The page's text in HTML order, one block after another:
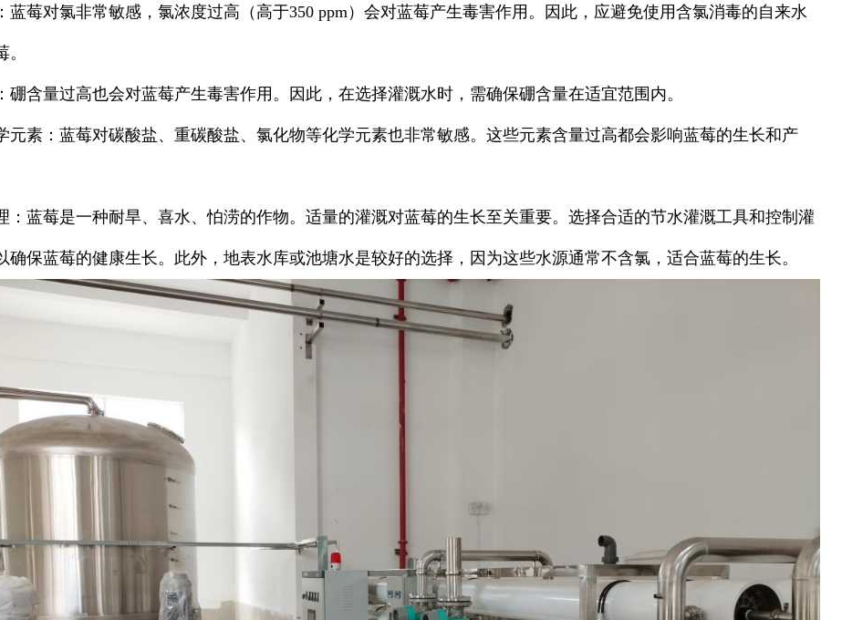
：蓝莓对氯非常敏感，氯浓度过高（高于350 ppm）会对蓝莓产生毒害作用。因此，应避免使用含氯消毒的自来水
：硼含量过高也会对蓝莓产生毒害作用。因此，在选择灌溉水时，需确保硼含量在适宜范围内。
元素 ：蓝莓对碳酸盐、重碳酸盐、氯化物等化学元素也非常敏感。这些元素含量过高都会影响蓝莓的生长和产
：蓝莓是一种耐旱、喜水、怕涝的作物。适量的灌溉对蓝莓的生长至关重要。选择合适的节水灌溉工具和控制灌
确保蓝莓的健康生长。此外，地表水库或池塘水是较好的选择，因为这些水源通常不含氯，适合蓝莓的生长。